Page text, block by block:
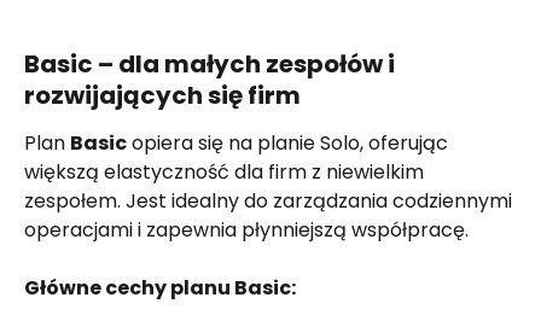
Basic – dla małych zespołów i
rozwijających się firm
Plan Basic opiera się na planie Solo, oferując
większą elastyczność dla firm z niewielkim
zespołem. Jest idealny do zarządzania codziennymi
operacjami i zapewnia płynniejszą współpracę.
Główne cechy planu Basic: